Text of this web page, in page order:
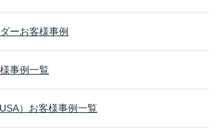
ーお客様事例
事例一覧
）お客様事例一覧